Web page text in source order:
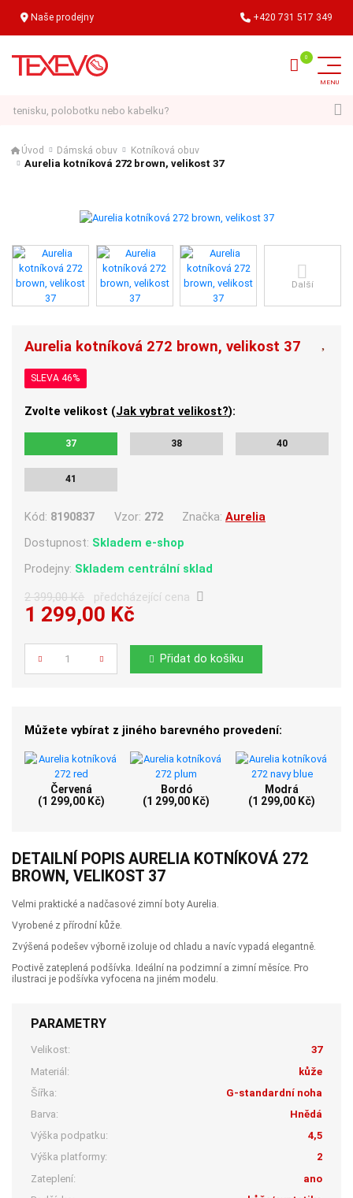
Naše prodejny +420 731 517 349
Úvod Dámská obuv Kotníková obuv
Aurelia kotníková 272 brown, velikost 37
Další
Aurelia kotníková 272 brown, velikost 37
SLEVA 46%
Zvolte velikost (Jak vybrat velikost?):
37 38 40
41
Kód: 8190837 Vzor: 272 Značka: Aurelia
Dostupnost: Skladem e-shop
Prodejny: Skladem centrální sklad
2 399,00 Kč předcházející cena
1 299,00 Kč
Počet
Přidat do košíku
Můžete vybírat z jiného barevného provedení:
Červená
(1 299,00 Kč)
Bordó
(1 299,00 Kč)
Modrá
(1 299,00 Kč)
DETAILNÍ POPIS AURELIA KOTNÍKOVÁ 272
BROWN, VELIKOST 37
Velmi praktické a nadčasové zimní boty Aurelia.
Vyrobené z přírodní kůže.
Zvýšená podešev výborně izoluje od chladu a navíc vypadá elegantně.
Poctivě zateplená podšívka. Ideální na podzimní a zimní měsíce. Pro
ilustraci je podšívka vyfocena na jiném modelu.
PARAMETRY
Velikost:
37
Materiál:
kůže
Šířka:
G-standardní noha
Barva:
Hnědá
Výška podpatku:
4,5
Výška platformy:
2
Zateplení:
ano